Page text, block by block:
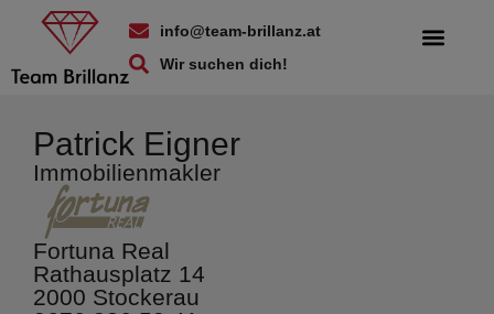
info@team-brillanz.at
Wir suchen dich!
Patrick Eigner
Immobilienmakler
Fortuna Real
Rathausplatz 14
2000 Stockerau